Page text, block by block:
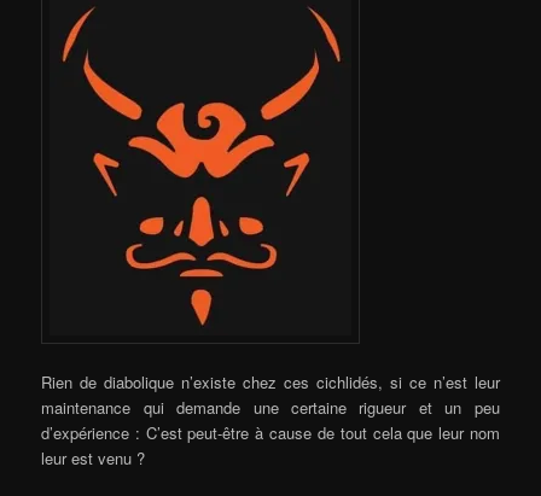
Rien de diabolique n’existe chez ces cichlidés, si ce n’est leur
maintenance qui demande une certaine rigueur et un peu
d’expérience : C’est peut-être à cause de tout cela que leur nom
leur est venu ?